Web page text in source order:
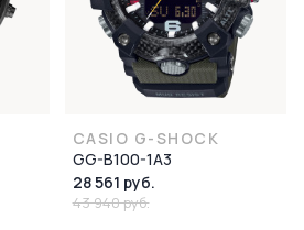
CASIO G-SHOCK
GG-B100-1A3
28 561 руб.
43 940 руб.